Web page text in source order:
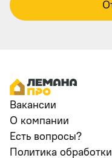
Вакансии
О компании
Есть вопросы?
Политика